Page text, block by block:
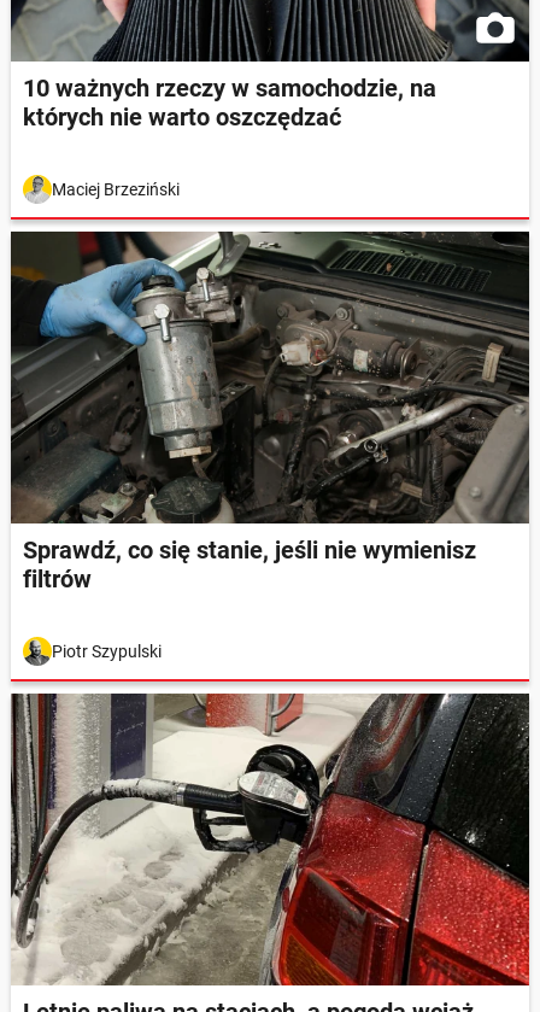
10 ważnych rzeczy w samochodzie, na
których nie warto oszczędzać
Maciej Brzeziński
Sprawdź, co się stanie, jeśli nie wymienisz
filtrów
Piotr Szypulski